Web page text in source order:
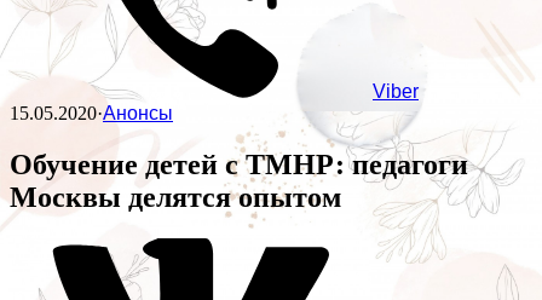
Viber
15.05.2020·Анонсы
Обучение детей с ТМНР: педагоги
Москвы делятся опытом